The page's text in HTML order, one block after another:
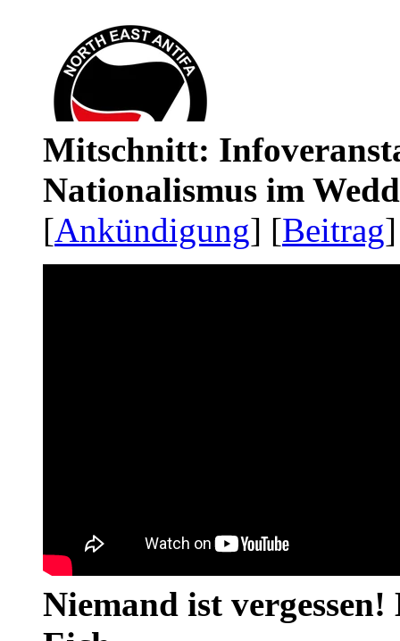
Mitschnitt:
Nationalismus im
[Ankündigung] [Beitrag
Niemand ist